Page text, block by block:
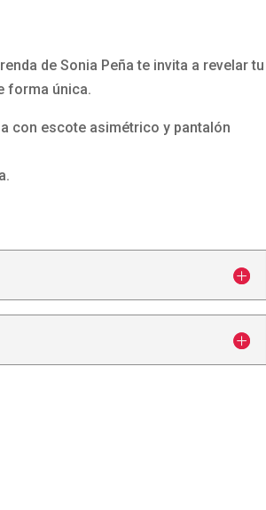
de Sonia Peña te invita a revelar tu
forma única.
con escote asimétrico y pantalón